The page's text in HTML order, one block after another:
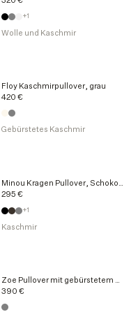
Wolle und Kaschmir
+1
Floy Kaschmirpullover, grau
420 €
Gebürstetes Kaschmir
295 €
Kaschmir
+1
390 €